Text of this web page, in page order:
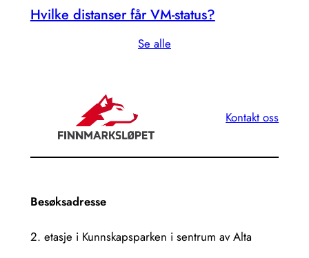
Hvilke distanser får VM-status?
Se alle
Kontakt oss
Besøksadresse
2. etasje i Kunnskapsparken i sentrum av Alta